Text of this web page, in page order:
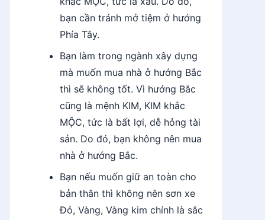
bạn cần tránh mở tiệm ở hướng
Phía Tây.
Bạn làm trong ngành xây dựng
mà muốn mua nhà ở hướng Bắc
thì sẽ không tốt. Vì hướng Bắc
cũng là mệnh KIM, KIM khắc
MỘC, tức là bất lợi, dễ hỏng tài
sản. Do đó, bạn không nên mua
nhà ở hướng Bắc.
Bạn nếu muốn giữ an toàn cho
bản thân thì không nên sơn xe
Đỏ, Vàng, Vàng kim chính là sắc